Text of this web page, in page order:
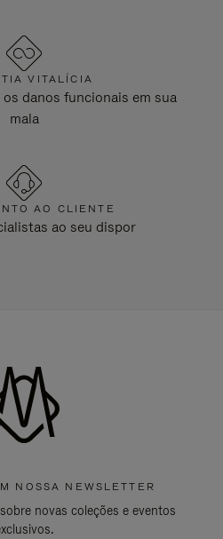
VITALÍCIA
danos funcionais em sua
mala
AO CLIENTE
ao seu dispor
NOSSA NEWSLETTER
novas coleções e eventos